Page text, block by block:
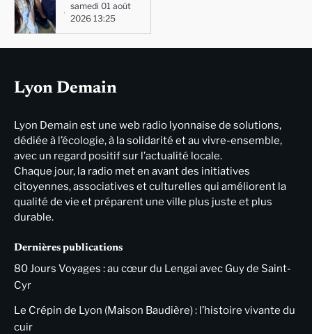
samedi 01 août
2026 13:25
Lyon Demain
Lyon Demain est une web radio lyonnaise de solutions,
dédiée à l’écologie, à la solidarité et au vivre-ensemble,
avec un regard positif sur l’actualité locale.
Chaque jour, la radio met en avant des initiatives
citoyennes, associatives et culturelles qui améliorent la
qualité de vie et préparent une ville plus juste et plus
durable.
Dernières publications
80 Jours Voyages : au cœur du Lengai avec Guy de Saint-
Cyr
Le Crépin de Lyon (Maison Baudière) : l’histoire vivante du
cuir